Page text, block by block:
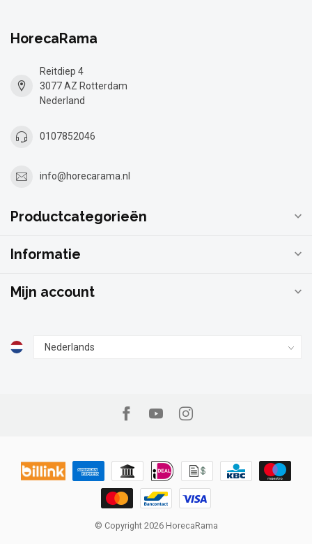
HorecaRama
Reitdiep 4
3077 AZ Rotterdam
Nederland
0107852046
info@horecarama.nl
Productcategorieën
Informatie
Mijn account
© Copyright 2026 HorecaRama